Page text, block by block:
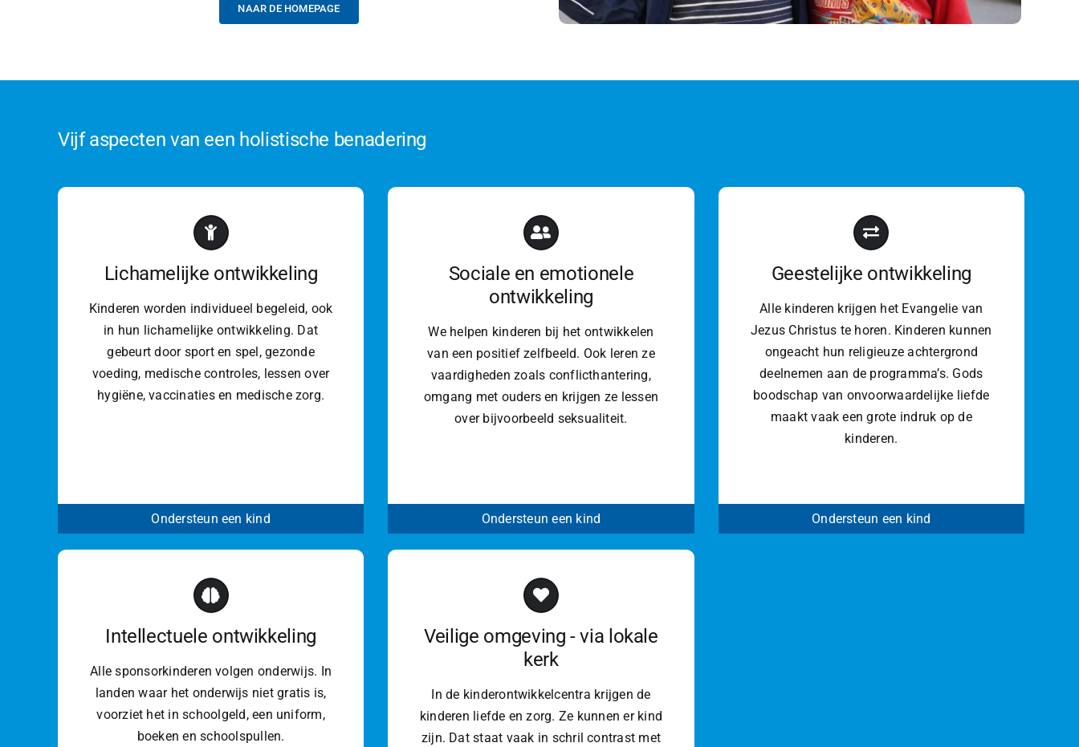
NAAR DE HOMEPAGE
Vijf aspecten van een holistische benadering
Lichamelijke ontwikkeling
Kinderen worden individueel begeleid, ook
in hun lichamelijke ontwikkeling. Dat
gebeurt door sport en spel, gezonde
voeding, medische controles, lessen over
hygiëne, vaccinaties en medische zorg.
Ondersteun een kind
Sociale en emotionele
ontwikkeling
We helpen kinderen bij het ontwikkelen
van een positief zelfbeeld. Ook leren ze
vaardigheden zoals conflicthantering,
omgang met ouders en krijgen ze lessen
over bijvoorbeeld seksualiteit.
Ondersteun een kind
Geestelijke ontwikkeling
Alle kinderen krijgen het Evangelie van
Jezus Christus te horen. Kinderen kunnen
ongeacht hun religieuze achtergrond
deelnemen aan de programma’s. Gods
boodschap van onvoorwaardelijke liefde
maakt vaak een grote indruk op de
kinderen.
Ondersteun een kind
Intellectuele ontwikkeling
Alle sponsorkinderen volgen onderwijs. In
landen waar het onderwijs niet gratis is,
voorziet het in schoolgeld, een uniform,
boeken en schoolspullen.
Veilige omgeving - via lokale
kerk
In de kinderontwikkelcentra krijgen de
kinderen liefde en zorg. Ze kunnen er kind
zijn. Dat staat vaak in schril contrast met